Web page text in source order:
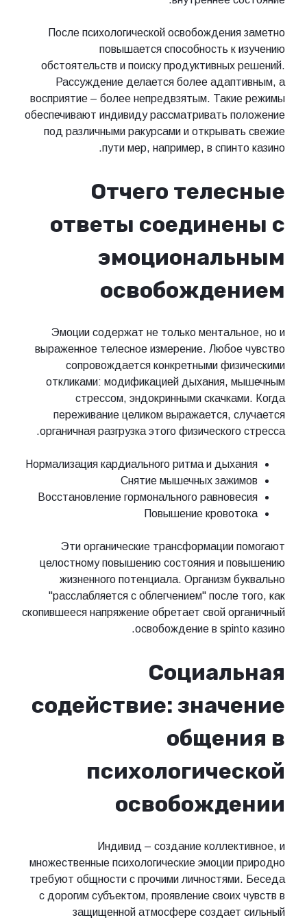
После психологической освобождения заметно
повышается способность к изучению
обстоятельств и поиску продуктивных решений.
Рассуждение делается более адаптивным, а
восприятие – более непредвзятым. Такие режимы
обеспечивают индивиду рассматривать положение
под различными ракурсами и открывать свежие
пути мер, например, в спинто казино.
Отчего телесные
ответы соединены с
эмоциональным
освобождением
Эмоции содержат не только ментальное, но и
выраженное телесное измерение. Любое чувство
сопровождается конкретными физическими
откликами: модификацией дыхания, мышечным
стрессом, эндокринными скачками. Когда
переживание целиком выражается, случается
органичная разгрузка этого физического стресса.
Нормализация кардиального ритма и дыхания
Снятие мышечных зажимов
Восстановление гормонального равновесия
Повышение кровотока
Эти органические трансформации помогают
целостному повышению состояния и повышению
жизненного потенциала. Организм буквально
"расслабляется с облегчением" после того, как
скопившееся напряжение обретает свой органичный
освобождение в spinto казино.
Социальная
содействие: значение
общения в
психологической
освобождении
Индивид – создание коллективное, и
множественные психологические эмоции природно
требуют общности с прочими личностями. Беседа
с дорогим субъектом, проявление своих чувств в
защищенной атмосфере создает сильный